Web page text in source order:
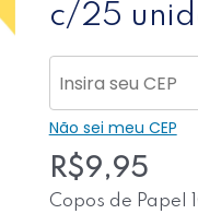
c/25
Não sei meu CEP
R$9,95
Copos de Papel